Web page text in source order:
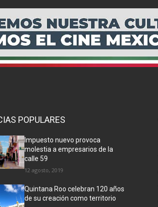
POPULARES
Impuesto nuevo provoca
molestia a empresarios de la
calle 59
12 agosto, 2019
Quintana Roo celebran 120 años
de su creación como territorio